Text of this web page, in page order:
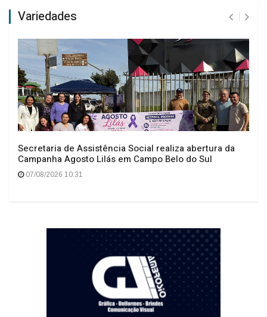
Variedades
Secretaria de Assistência Social realiza abertura da
Campanha Agosto Lilás em Campo Belo do Sul
07/08/2026 10:31